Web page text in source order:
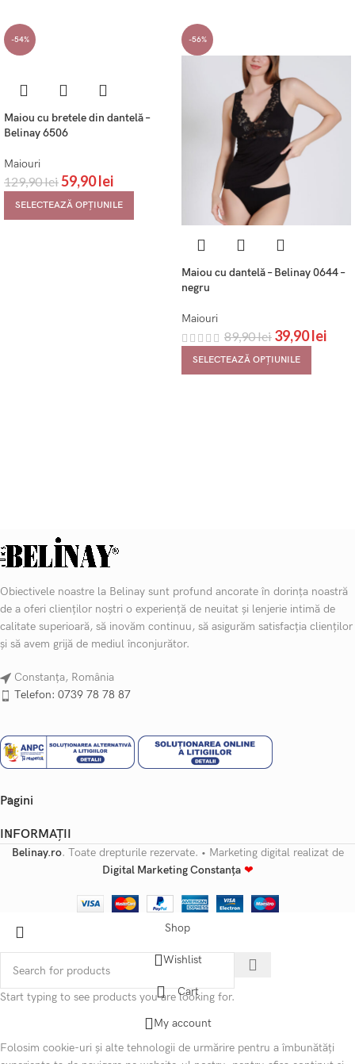
-54%
Maiou cu bretele din dantelă –
Belinay 6506
Maiouri
129,90lei59,90lei
SELECTEAZĂ OPȚIUNILE
-56%
Maiou cu dantelă – Belinay 0644 –
negru
Maiouri
89,90lei 39,90lei
SELECTEAZĂ OPȚIUNILE
Obiectivele noastre la Belinay sunt profund ancorate în dorința noastră
de a oferi clienților noștri o experiență de neuitat și lenjerie intimă de
calitate superioară, să inovăm continuu, să asigurăm satisfacția clienților
și să avem grijă de mediul înconjurător.
Constanța, România
Telefon: 0739 78 78 87
Pagini
INFORMAȚII
Belinay.ro. Toate drepturile rezervate. • Marketing digital realizat de
Digital Marketing Constanța ❤
Start typing to see products you are looking for.
Shop
Wishlist
Cart
My account
Folosim cookie-uri și alte tehnologii de urmărire pentru a îmbunătăți